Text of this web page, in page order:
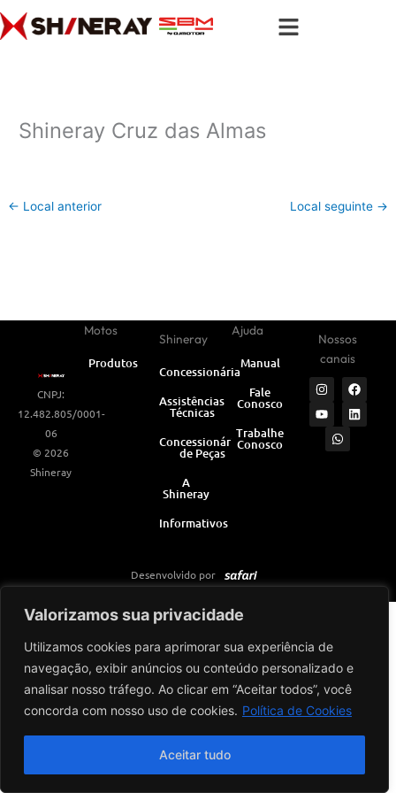
Valorizamos sua privacidade
Utilizamos cookies para aprimorar sua experiência de
navegação, exibir anúncios ou conteúdo personalizado e
analisar nosso tráfego. Ao clicar em “Aceitar todos”, você
concorda com nosso uso de cookies. Política de Cookies
Aceitar tudo
para
Shineray Cruz das Almas
← Local anterior Local seguinte →
CNPJ:
12.482.805/0001-
06
© 2026
Shineray
Motos
Produtos
Shineray
Concessionárias
Assistências
Técnicas
Concessionárias
de Peças
A
Shineray
Informativos
Ajuda
Manual
Fale
Conosco
Trabalhe
Conosco
Nossos
canais
I
n
s
t
a
F
a
c
e
Y
o
u
t
u
L
i
n
k
W
a
s
a
Desenvolvido por